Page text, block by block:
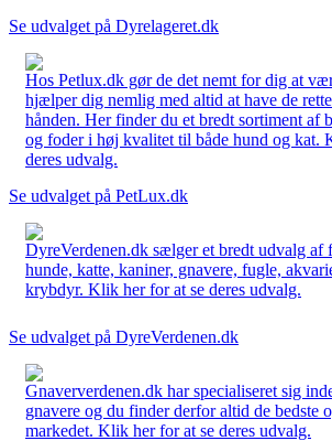
Se udvalget på Dyrelageret.dk
Hos Petlux.dk gør de det nemt for dig at
hjælper dig nemlig med altid at have de
hånden. Her finder du et bredt sortiment af
og foder i høj kvalitet til både hund og kat.
deres udvalg.
Se udvalget på PetLux.dk
DyreVerdenen.dk sælger et bredt udvalg af
hunde, katte, kaniner, gnavere, fugle,
krybdyr. Klik her for at se deres udvalg.
Se udvalget på DyreVerdenen.dk
Gnaververdenen.dk har specialiseret sig
gnavere og du finder derfor altid de bedste
markedet. Klik her for at se deres udvalg.